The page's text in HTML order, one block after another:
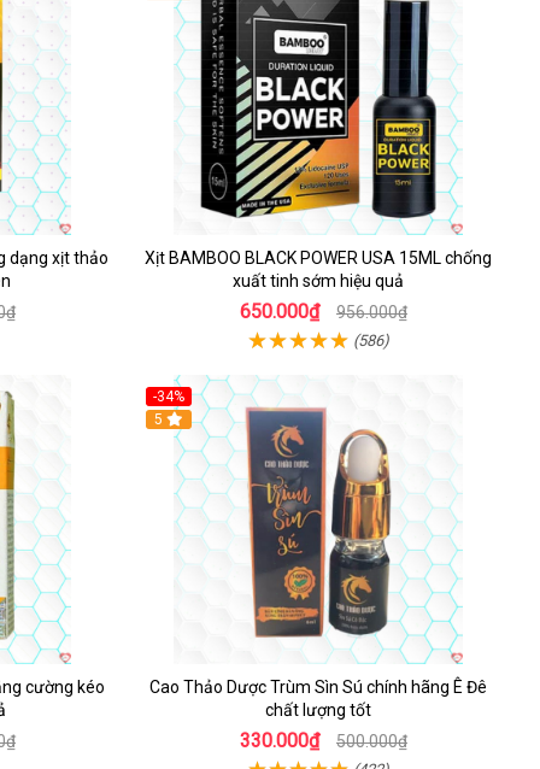
dạng xịt thảo
Xịt BAMBOO BLACK POWER USA 15ML chống
xuất tinh sớm hiệu quả
650.000₫ 956.000₫
(586)
cường kéo
-34%
5
Cao Thảo Dược Trùm Sìn Sú chính hãng Ê Đê
chất lượng tốt
330.000₫ 500.000₫